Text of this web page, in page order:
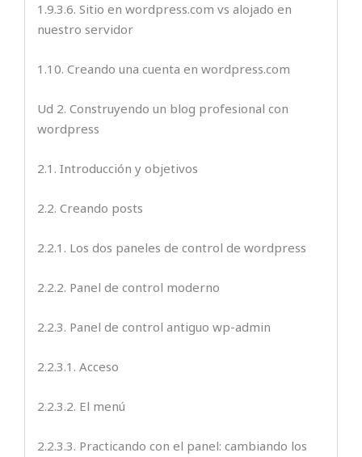
1.9.3.6. Sitio en wordpress.com vs alojado en
nuestro servidor
1.10. Creando una cuenta en wordpress.com
Ud 2. Construyendo un blog profesional con
wordpress
2.1. Introducción y objetivos
2.2. Creando posts
2.2.1. Los dos paneles de control de wordpress
2.2.2. Panel de control moderno
2.2.3. Panel de control antiguo wp-admin
2.2.3.1. Acceso
2.2.3.2. El menú
2.2.3.3. Practicando con el panel: cambiando los